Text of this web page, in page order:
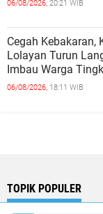
06/08/2026, 20:21 WIB
Cegah Kebakaran,
Lolayan Turun
Imbau Warga
06/08/2026, 18:11 WIB
TOPIK POPULER